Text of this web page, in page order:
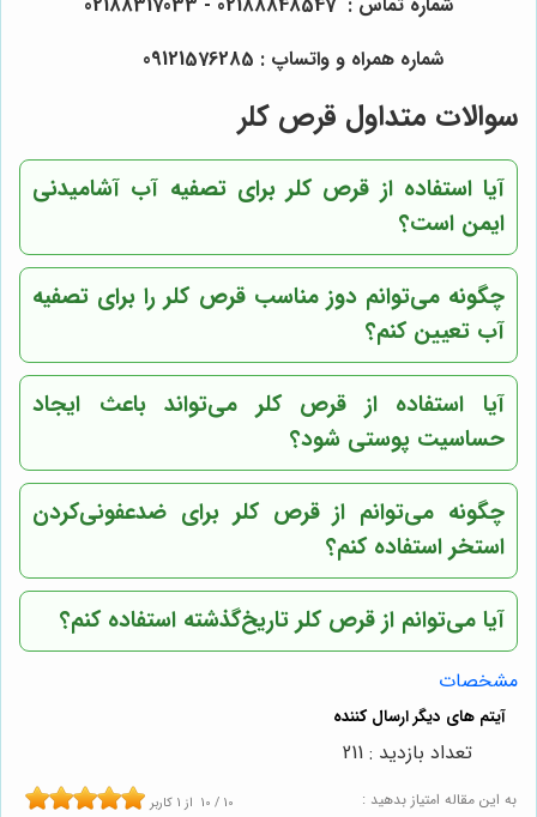
شماره همراه و واتساپ : 09121576285
سوالات متداول قرص کلر
آیا استفاده از قرص کلر برای تصفیه آب آشامیدنی
ایمن است؟
چگونه می‌توانم دوز مناسب قرص کلر را برای تصفیه
آب تعیین کنم؟
آیا استفاده از قرص کلر می‌تواند باعث ایجاد
حساسیت پوستی شود؟
چگونه می‌توانم از قرص کلر برای ضدعفونی‌کردن
استخر استفاده کنم؟
آیا می‌توانم از قرص کلر تاریخ‌گذشته استفاده کنم؟
مشخصات
به این مقاله امتیاز بدهید : 10 / 10 از 1 کاربر
تعداد بازدید : 211